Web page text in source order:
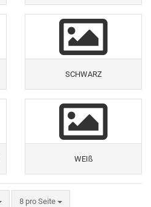
SCHWARZ
WEIß
8 pro Seite
pro Seite